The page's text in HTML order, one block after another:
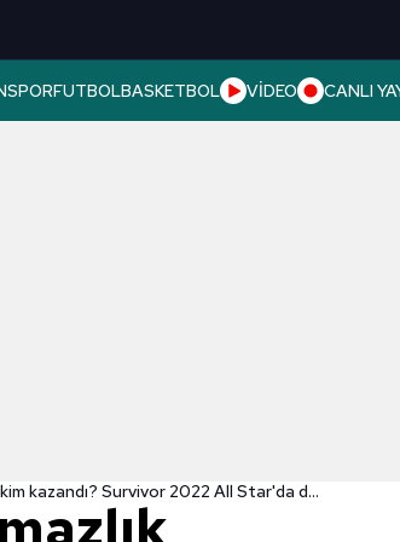
FUTBOLBASKETBOL VİDEO CANLI
Survivor dokunulmazlık oyununu kim kazandı? Survivor 2022 All Star'da dokunulmazlık oyunu heyecanı!